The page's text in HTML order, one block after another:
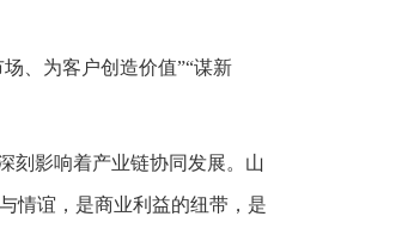
、为客户创造价值”“谋新
刻影响着产业链协同发展。山
情谊，是商业利益的纽带，是